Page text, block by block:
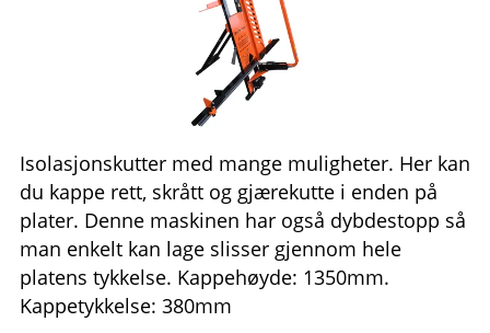
Isolasjonskutter med mange muligheter. Her kan
du kappe rett, skrått og gjærekutte i enden på
plater. Denne maskinen har også dybdestopp så
man enkelt kan lage slisser gjennom hele
platens tykkelse. Kappehøyde: 1350mm.
Kappetykkelse: 380mm